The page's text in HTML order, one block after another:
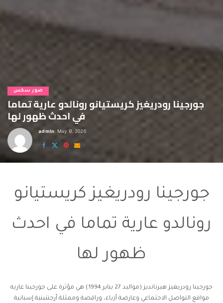
صور سكس
جورجينا رودريغيز كريستيانو رونالدو عارية تماما
في احدث ظهور لها
Posted
by
admin May 8, 2026
جورجينا رودريغيز كريستيانو
رونالدو عارية تماما في احدث
ظهور لها
جورجينا رودريغيز هيرنانديز (مواليد 27 يناير 1994) هي مؤثرة على
جورجينا عاريه
مواقع التواصل الاجتماعي وعارضة أزياء، وراقصة وممثلة أرجنتينية إسبانية